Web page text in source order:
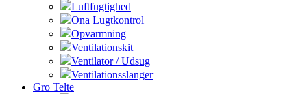
Luftfugtighed
Ona Lugtkontrol
Opvarmning
Ventilationskit
Ventilator / Udsug
Ventilationsslanger
Gro Telte